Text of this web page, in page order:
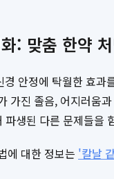
: 맞춤 한약
안정에 탁월한 효
가진 졸음, 어지러움
파생된 다른 문제들을
에 대한 정보는 '칼날